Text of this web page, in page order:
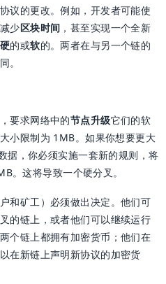
议的更改。例如，开发者可能使
少区块时间 ，甚至实现一个全新
硬的或软的。两者在与另一个链的
。
要求网络中的节点升级它们的软
小限制为 1MB。如果你想要更大
据，你必须实施一套新的规则，将
。这将导致一个硬分叉。
和矿工）必须做出决定。他们可
的链上，或者他们可以继续运行
个链上都拥有加密货币；他们在
在新链上声明新协议的加密货